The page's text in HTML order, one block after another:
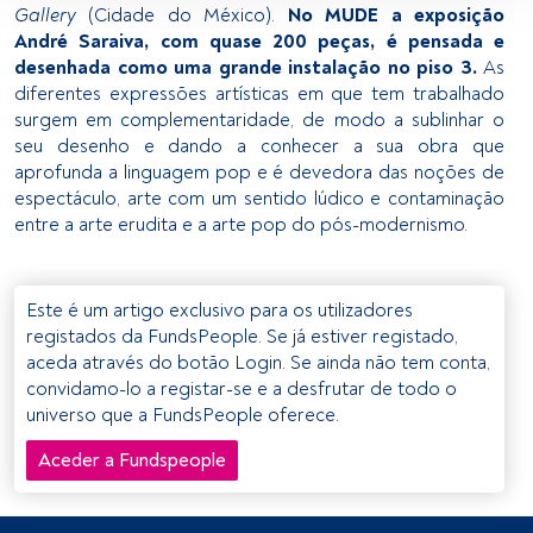
ativamente as características do dispositivo para sua
identificação. Armazenar as informações num dispositivo
e/ou aceder às mesmas. Publicidade e conteúdo
personalizados, medição de publicidade e conteúdo,
pesquisa de audiência e desenvolvimento de serviços.
Lista de parceiros (fornecedores)
Gallery (Cidade do México). No MUDE a exposição
André Saraiva, com quase 200 peças, é pensada e
desenhada como uma grande instalação no piso 3.As
diferentes expressões artísticas em que tem trabalhado
surgem em complementaridade, de modo a sublinhar o
seu desenho e dando a conhecer a sua obra que
aprofunda a linguagem pop e é devedora das noções de
espectáculo, arte com um sentido lúdico e contaminação
entre a arte erudita e a arte pop do pós-modernismo.
Este é um artigo exclusivo para os utilizadores
registados da FundsPeople. Se já estiver registado,
aceda através do botão Login. Se ainda não tem conta,
convidamo-lo a registar-se e a desfrutar de todo o
universo que a FundsPeople oferece.
Aceder a Fundspeople